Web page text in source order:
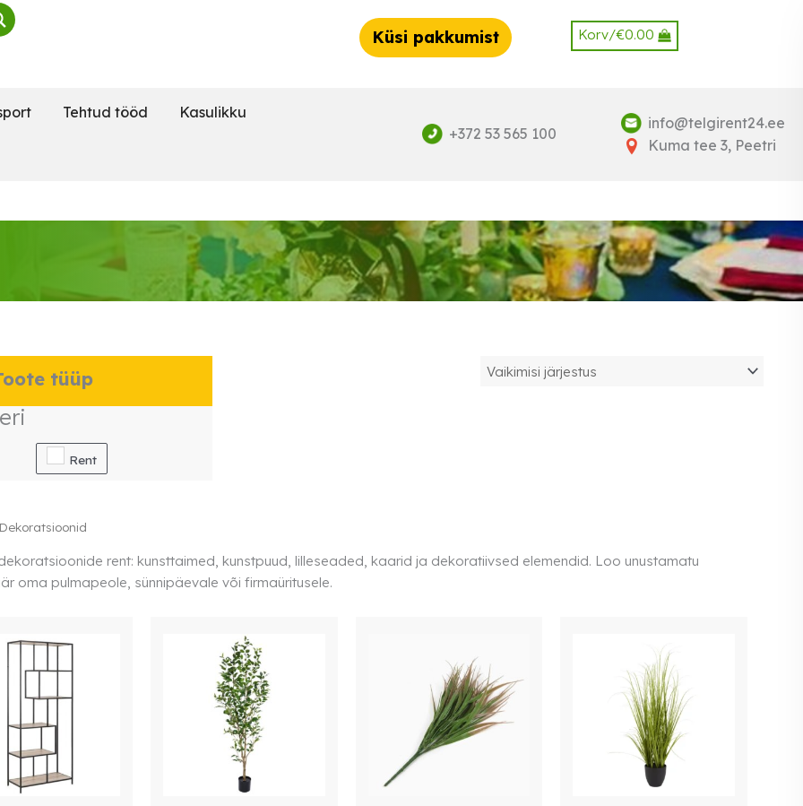
Korv/€0.00
Küsi pakkumist
Tehtud tööd Kasulikku
+372 53 565 100
info@telgirent24.ee
Kuma tee 3, Peetri
tüüp
Rent
rent: kunsttaimed, kunstpuud, lilleseaded, kaarid ja dekoratiivsed elemendid. Loo unustamatu
oma pulmapeole, sünnipäevale või firmaüritusele.